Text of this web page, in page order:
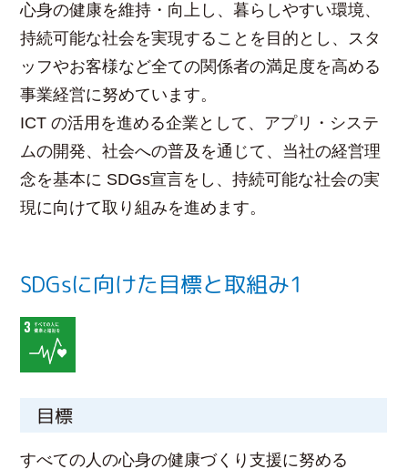
心身の健康を維持・向上し、暮らしやすい環境、
持続可能な社会を実現することを目的とし、スタ
ッフやお客様など全ての関係者の満足度を高める
事業経営に努めています。
ICT の活用を進める企業として、アプリ・システ
ムの開発、社会への普及を通じて、当社の経営理
念を基本に SDGs宣言をし、持続可能な社会の実
現に向けて取り組みを進めます。
SDGsに向けた目標と取組み1
目標
すべての人の心身の健康づくり支援に努める